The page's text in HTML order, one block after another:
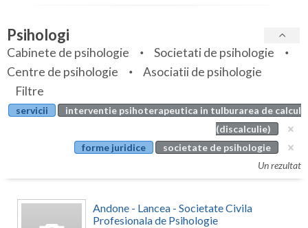
Bihor
Bistrita-Nasaud
Botosani
Bucuresti
Specialitati
Servicii
Articole
Evenimente
Cabinet
Psihologi
Cabinete de psihologie
Societati de psihologie
Centre de psihologie
Asociatii de psihologie
Filtre
servicii
interventie psihoterapeutica in tulburarea de calcul
(discalculie)
forme juridice
societate de psihologie
Un rezultat
Andone - Lancea - Societate Civila
Profesionala de Psihologie